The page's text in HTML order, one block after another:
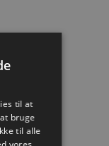
til at
bruge
til alle